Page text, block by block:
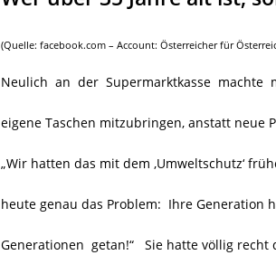
(Quelle: facebook.com – Account: Österreicher für
Neulich an der Supermarktkasse machte
eigene Taschen mitzubringen, anstatt
„Wir hatten das mit dem ‚Umweltschutz‘
heute genau das Problem: Ihre Generation
Generationen getan!“ Sie hatte völlig recht